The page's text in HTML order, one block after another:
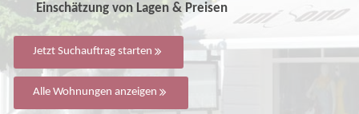
Einschätzung von Lagen & Preisen
Jetzt Suchauftrag starten
Alle Wohnungen anzeigen